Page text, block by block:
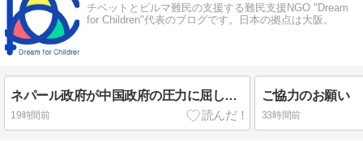
チベットとビルマ難民の支援する難民支援NGO "Dream
for Children"代表のブログです。日本の拠点は大阪。
ネパール政府が中国政府の圧力に屈し、国際チベット学会を中止
19時間前
ご協力のお願い
33時間前